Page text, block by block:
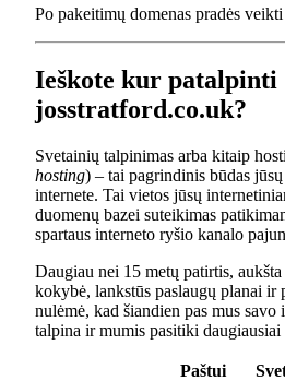
Po pakeitimų domenas pradės
Ieškote kur patalpinti
josstratford.co.uk?
Svetainių talpinimas arba kitaip
hosting) – tai pagrindinis būdas
internete. Tai vietos jūsų
duomenų bazei suteikimas
spartaus interneto ryšio kanalo
Daugiau nei 15 metų patirtis,
kokybė, lankstūs paslaugų planai ir
nulėmė, kad šiandien pas mus savo
talpina ir mumis pasitiki daugiausiai
Paštui